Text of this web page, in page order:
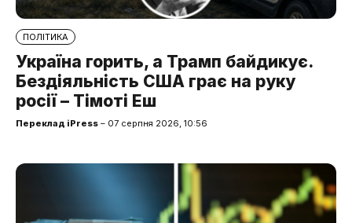
ПОЛІТИКА
Україна горить, а Трамп байдикує.
Бездіяльність США грає на руку
росії – Тімоті Еш
Переклад iPress – 07 серпня 2026, 10:56